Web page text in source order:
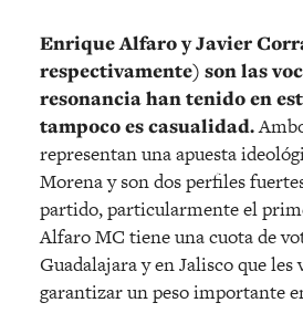
Enrique Alfaro y Javier
respectivamente) son las
resonancia han tenido en
tampoco es casualidad.
representan una apuesta
Morena y son dos perfiles
partido, particularmente el
Alfaro MC tiene una cuota de
Guadalajara y en Jalisco que les
garantizar un peso importante